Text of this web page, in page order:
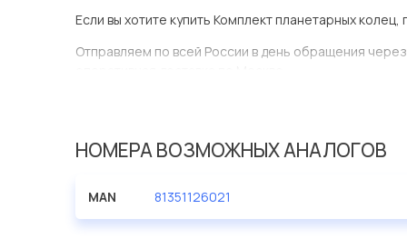
Если вы хотите купить Комплект планетарных
Отправляем по всей России в день обращения
Мы продаем сертифицированные колодки
НОМЕРА ВОЗМОЖНЫХ АНАЛОГОВ
MAN 81351126021